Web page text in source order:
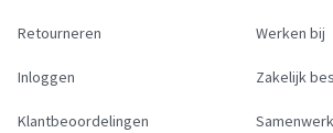
Retourneren
Inloggen
Klantbeoordelingen
Werken bij
Zakelijk